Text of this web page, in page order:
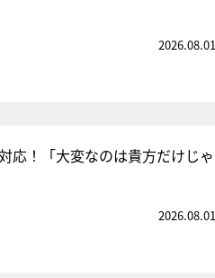
2026.08.01
応！「大変なのは貴方だけじゃ
2026.08.01